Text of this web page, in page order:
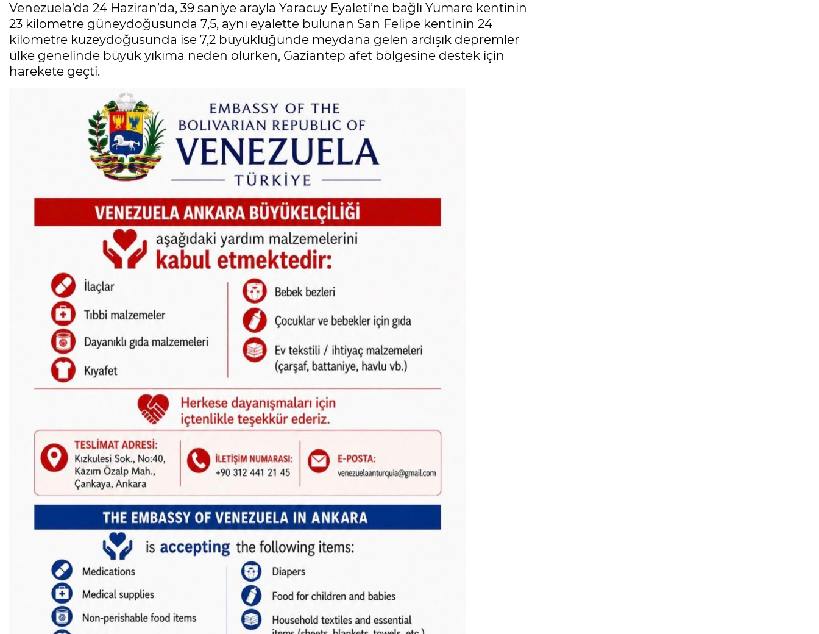
Venezuela’da 24 Haziran’da, 39 saniye arayla Yaracuy Eyaleti’ne bağlı Yumare kentinin
23 kilometre güneydoğusunda 7,5, aynı eyalette bulunan San Felipe kentinin 24
kilometre kuzeydoğusunda ise 7,2 büyüklüğünde meydana gelen ardışık depremler
ülke genelinde büyük yıkıma neden olurken, Gaziantep afet bölgesine destek için
harekete geçti.